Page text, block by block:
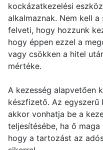
kockázatkezelési
alkalmaznak. Nem kell
felveti, hogy hozzunk
hogy éppen ezzel a
vagy csökken a hitel
mértéke.
A kezesség alapvetően
készfizető. Az egyszerű
akkor vonhatja be a
teljesítésébe, ha ő
hogy a tartozást az